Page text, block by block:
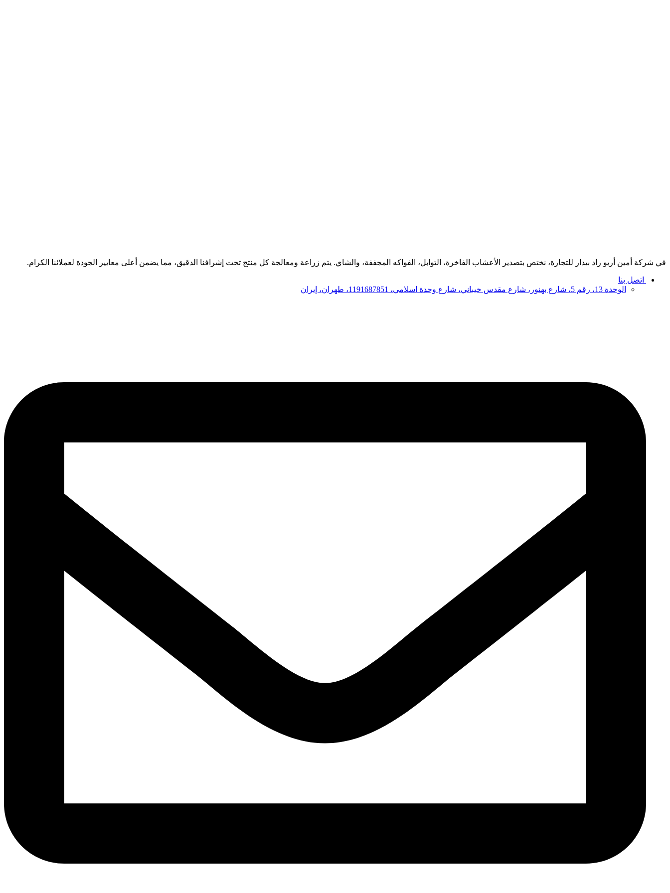
في شركة أمين أريو راد بيدار للتجارة، نختص بتصدير الأعشاب الفاخرة، التوابل، الفواكه المجففة، والشاي. يتم زراعة ومعالجة كل منتج تحت إشرافنا الدقيق، مما يضمن أعلى معايير الجودة لعملائنا الكرام.
اتصل بنا
الوحدة 13، رقم 5، شارع بهنور، شارع مقدس خيباني، شارع وحدة اسلامي، 1191687851، طهران، إيران